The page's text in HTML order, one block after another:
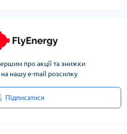
про акції та знижки
на нашу e-mail розсилку
Підписатися